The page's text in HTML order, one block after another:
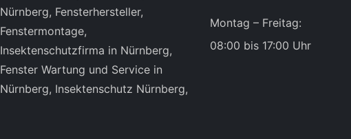
Nürnberg, Fensterhersteller,
Fenstermontage,
Insektenschutzfirma in Nürnberg,
Fenster Wartung und Service in
Nürnberg, Insektenschutz Nürnberg,
Montag – Freitag:
08:00 bis 17:00 Uhr